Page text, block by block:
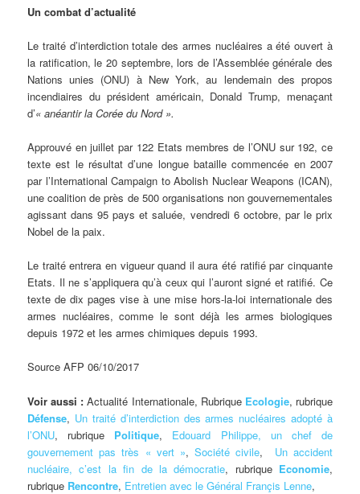
Un combat d’actualité
Le traité d’interdiction totale des armes nucléaires a été ouvert à
la ratification, le 20 septembre, lors de l’Assemblée générale des
Nations unies (ONU) à New York, au lendemain des propos
incendiaires du président américain, Donald Trump, menaçant
d’« anéantir la Corée du Nord ».
Approuvé en juillet par 122 Etats membres de l’ONU sur 192, ce
texte est le résultat d’une longue bataille commencée en 2007
par l’International Campaign to Abolish Nuclear Weapons (ICAN),
une coalition de près de 500 organisations non gouvernementales
agissant dans 95 pays et saluée, vendredi 6 octobre, par le prix
Nobel de la paix.
Le traité entrera en vigueur quand il aura été ratifié par cinquante
Etats. Il ne s’appliquera qu’à ceux qui l’auront signé et ratifié. Ce
texte de dix pages vise à une mise hors-la-loi internationale des
armes nucléaires, comme le sont déjà les armes biologiques
depuis 1972 et les armes chimiques depuis 1993.
Source AFP 06/10/2017
Voir aussi : Actualité Internationale, Rubrique Ecologie, rubrique
Défense, Un traité d’interdiction des armes nucléaires adopté à
l’ONU, rubrique Politique, Edouard Philippe, un chef de
gouvernement pas très « vert »,Société civile, Un accident
nucléaire, c’est la fin de la démocratie, rubrique Economie,
rubrique Rencontre, Entretien avec le Général Françis Lenne,